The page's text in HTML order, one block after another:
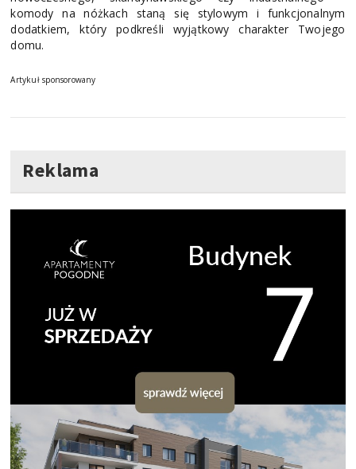
komody na nóżkach staną się stylowym i funkcjonalnym
dodatkiem, który podkreśli wyjątkowy charakter Twojego
domu.
Artykuł sponsorowany
Reklama